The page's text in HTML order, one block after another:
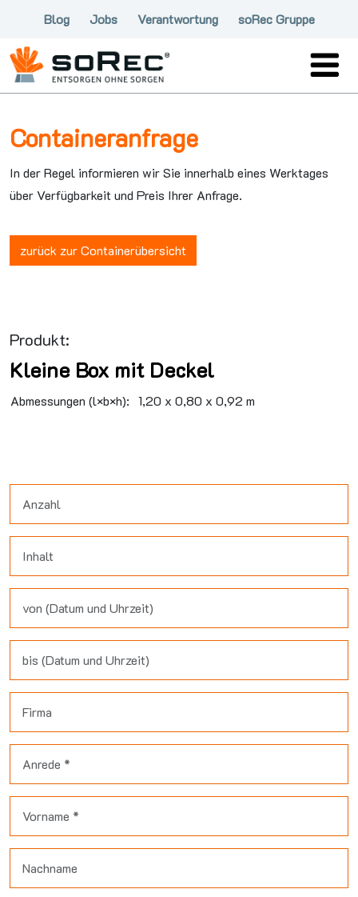
Blog Jobs Verantwortung soRec Gruppe
Containeranfrage
In der Regel informieren wir Sie innerhalb eines Werktages
über Verfügbarkeit und Preis Ihrer Anfrage.
zurück zur Containerübersicht
Produkt:
Kleine Box mit Deckel
Abmessungen (l×b×h): 1,20 x 0,80 x 0,92 m